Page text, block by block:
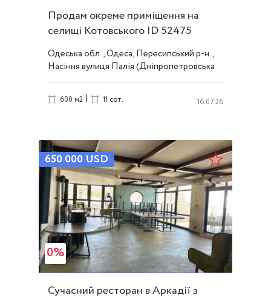
Продам окреме приміщення на
селищі Котовського ID 52475
Одеська обл., Одеса, Пересипський р-н.,
Насіння вулиця Палія (Дніпропетровська
600 м2 | 11 сот. 16.07.26
650 000 USD
0%
Сучасний ресторан в Аркадії з